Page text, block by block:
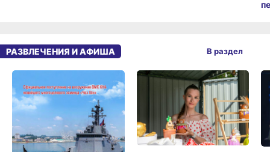
РАЗВЛЕЧЕНИЯ И АФИША В раздел